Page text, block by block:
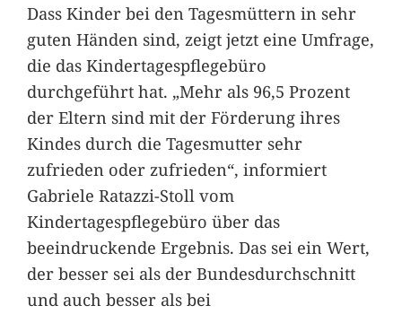
Dass Kinder bei den Tagesmüttern in sehr
guten Händen sind, zeigt jetzt eine Umfrage,
die das Kindertagespflegebüro
durchgeführt hat. „Mehr als 96,5 Prozent
der Eltern sind mit der Förderung ihres
Kindes durch die Tagesmutter sehr
zufrieden oder zufrieden“, informiert
Gabriele Ratazzi-Stoll vom
Kindertagespflegebüro über das
beeindruckende Ergebnis. Das sei ein Wert,
der besser sei als der Bundesdurchschnitt
und auch besser als bei